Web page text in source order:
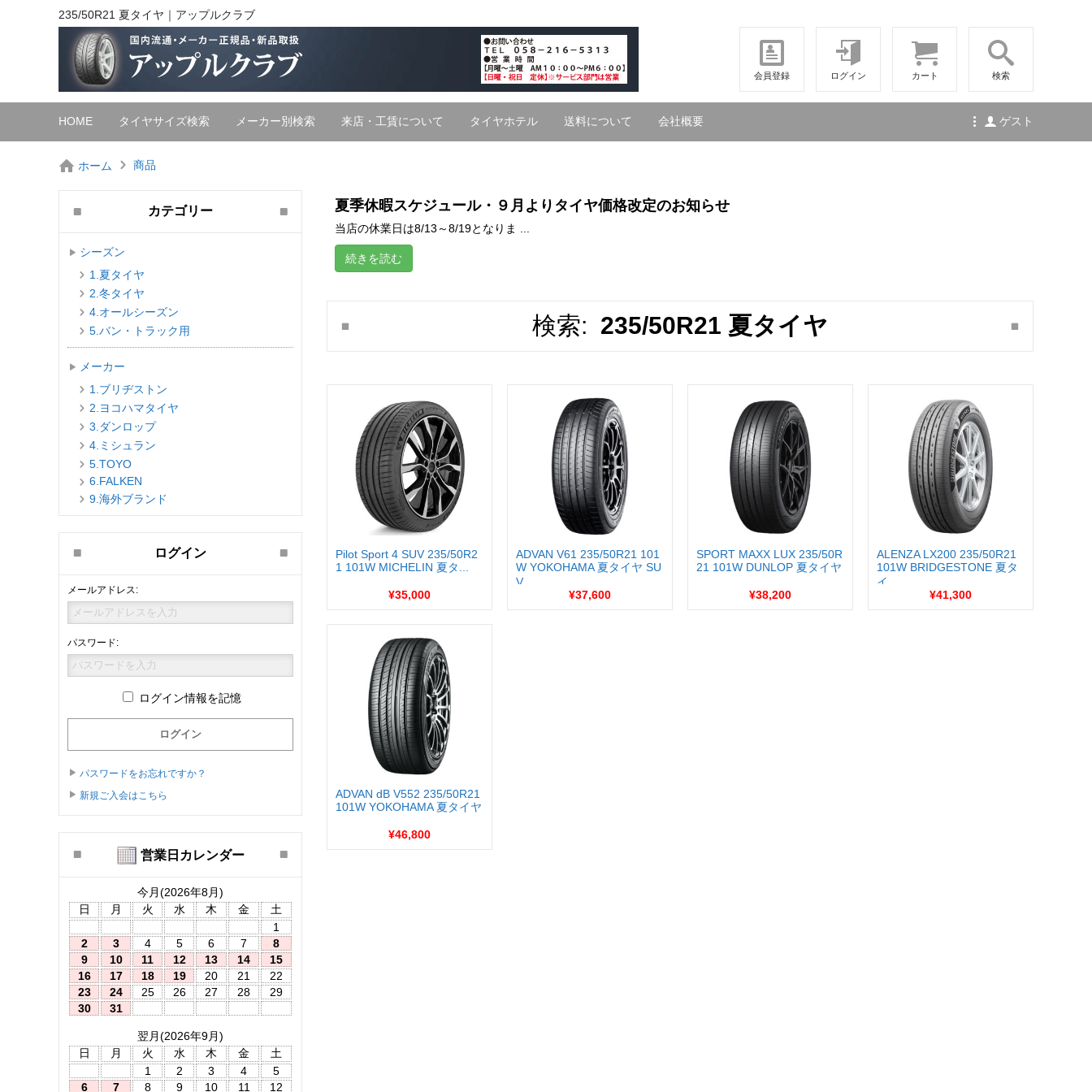
235/50R21 夏タイヤ｜アップルクラブ
会員登録 ログイン カート 検索
ゲスト
HOME タイヤサイズ検索 メーカー別検索 来店・工賃について タイヤホテル 送料について 会社概要
ホーム 商品
夏季休暇スケジュール・９月よりタイヤ価格改定のお知らせ
当店の休業日は8/13～8/19となりま ...
続きを読む
検索: 235/50R21 夏タイヤ
Pilot Sport 4 SUV 235/50R2
1 101W MICHELIN 夏タ...
¥35,000
ADVAN V61 235/50R21 101
W YOKOHAMA 夏タイヤ SU
V...
¥37,600
SPORT MAXX LUX 235/50R
21 101W DUNLOP 夏タイヤ
¥38,200
ALENZA LX200 235/50R21
101W BRIDGESTONE 夏タ
イ...
¥41,300
ADVAN dB V552 235/50R21
101W YOKOHAMA 夏タイヤ
¥46,800
カテゴリー
シーズン
1.夏タイヤ
2.冬タイヤ
4.オールシーズン
5.バン・トラック用
メーカー
1.ブリヂストン
2.ヨコハマタイヤ
3.ダンロップ
4.ミシュラン
5.TOYO
6.FALKEN
9.海外ブランド
ログイン
メールアドレス:
パスワード:
ログイン情報を記憶
パスワードをお忘れですか？
新規ご入会はこちら
営業日カレンダー
今月(2026年8月)
日
月 火 水 木 金
土
1
2
3 4 5 6 7
8
9
10 11 12 13 14
15
16
17 18 19 20 21
22
23
24 25 26 27 28
29
30
31
翌月(2026年9月)
日
月 火 水 木 金
土
1
2 3 4
5
6
7 8 9 10 11 12